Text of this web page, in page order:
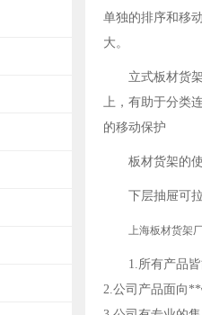
单独的排序和移
大。
立式板材货架
上，有助于分类
的移动保护
板材货架的
下层抽屉可
上海板材货架
1.所有产品
2.公司产品面向**